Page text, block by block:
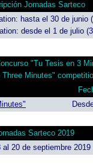
Jornadas Sarteco
hasta el 30 de junio
desde el 1 de julio
"Tu Tesis en 3
Minutes"
Sarteco 2019
al 20 de septiembre 2019